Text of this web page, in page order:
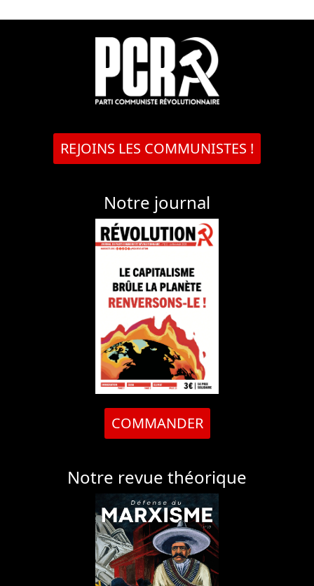
REJOINS LES COMMUNISTES !
Notre journal
COMMANDER
Notre revue théorique